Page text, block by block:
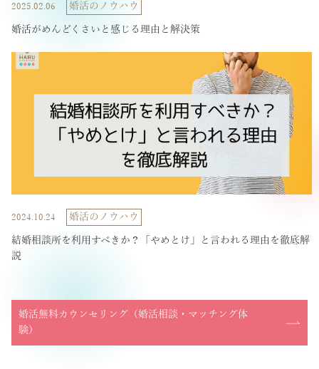
2025.02.06 婚活のノウハウ
婚活がめんどくさいと感じる理由と解決策
2024.10.24 婚活のノウハウ
結婚相談所を利用すべきか？「やめとけ」と言われる理由を徹底解
説
婚活無料カウンセリング（婚活相談・マッチング体
験）